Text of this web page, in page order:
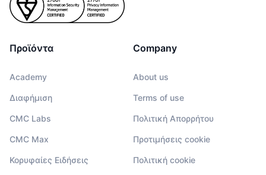
Ημερολόγιο Εκδηλώσεων
Προϊόντα
Academy
Διαφήμιση
CMC Labs
CMC Max
Κορυφαίες Ειδήσεις
Company
About us
Terms of use
Πολιτική Απορρήτου
Προτιμήσεις cookie
Πολιτική cookie